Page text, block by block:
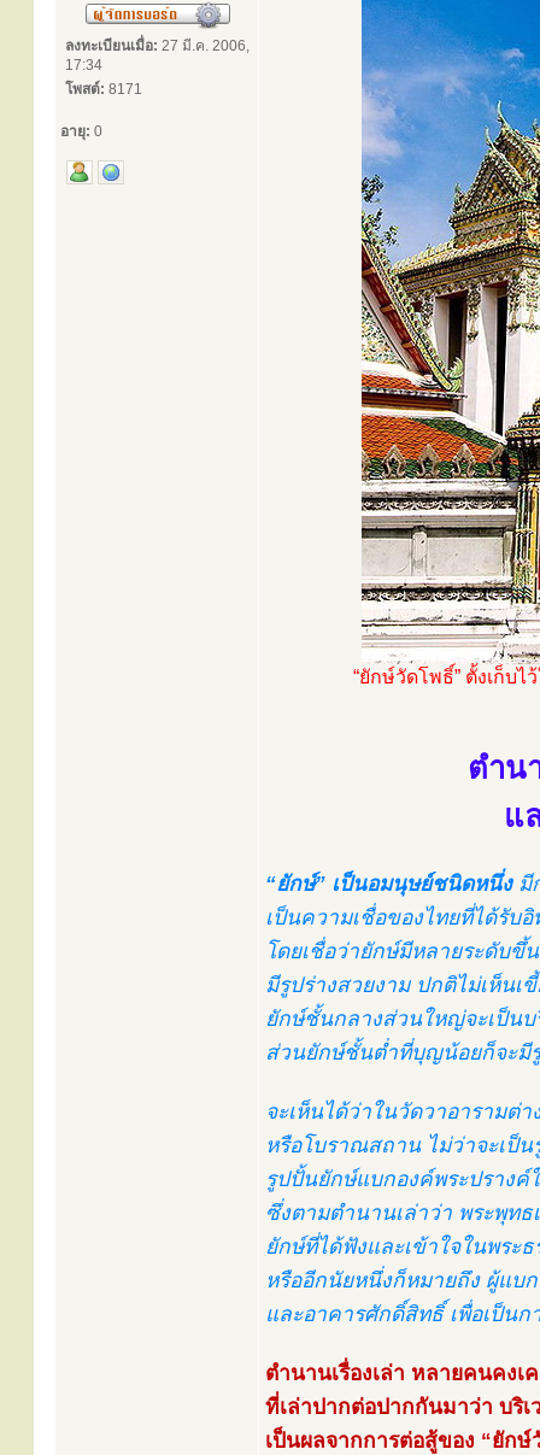
ลงทะเบียนเมื่อ: 27 มี.ค. 2006,
17:34
โพสต์: 8171
อายุ: 0
“ยักษ์วัดโพธิ์” ตั้งเก็บ
ตำน
แ
“ยักษ์” เป็นอมนุษย์ชนิดหนึ่งมี
เป็นความเชื่อของไทยที่ได้รั
โดยเชื่อว่ายักษ์มีหลายระดับ
มีรูปร่างสวยงาม ปกติไม่เห็นเ
ยักษ์ชั้นกลางส่วนใหญ่จะเป็น
ส่วนยักษ์ชั้นต่ำที่บุญน้อยก็จะมี
จะเห็นได้ว่าในวัดวาอารามต่
หรือโบราณสถาน ไม่ว่าจะเป็
รูปปั้นยักษ์แบกองค์พระปรางค์
ซึ่งตามตำนานเล่าว่า พระพุท
ยักษ์ที่ได้ฟังและเข้าใจในพระ
หรืออีกนัยหนึ่งก็หมายถึง ผู้แบ
และอาคารศักดิ์สิทธิ์ เพื่อเป็น
ตำนานเรื่องเล่า หลายคนคง
ที่เล่าปากต่อปากกันมาว่า บริ
เป็นผลจากการต่อสู้ของ “ยัก